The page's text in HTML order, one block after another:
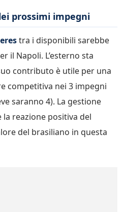
prossimi impegni
tra i disponibili sarebbe
il Napoli. L’esterno sta
contributo è utile per una
competitiva nei 3 impegni
saranno 4). La gestione
reazione positiva del
del brasiliano in questa